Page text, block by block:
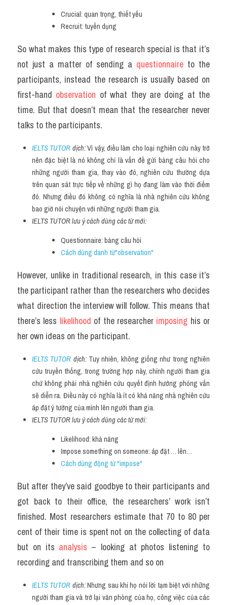
Crucial: quan trọng, thiết yếu
Recruit: tuyển dụng
So what makes this type of research special is that it’s
not just a matter of sending a questionnaire to the
participants, instead the research is usually based on
first-hand observation of what they are doing at the
time. But that doesn’t mean that the researcher never
talks to the participants.
IELTS TUTOR dịch: Vì vậy, điều làm cho loại nghiên cứu này trở
nên đặc biệt là nó không chỉ là vấn đề gửi bảng câu hỏi cho
những người tham gia, thay vào đó, nghiên cứu thường dựa
trên quan sát trực tiếp về những gì họ đang làm vào thời điểm
đó. Nhưng điều đó không có nghĩa là nhà nghiên cứu không
bao giờ nói chuyện với những người tham gia.
IELTS TUTOR lưu ý cách dùng các từ mới:
Questionnaire: bảng câu hỏi
Cách dùng danh từ"observation"
However, unlike in traditional research, in this case it’s
the participant rather than the researchers who decides
what direction the interview will follow. This means that
there’s less likelihood of the researcher imposing his or
her own ideas on the participant.
IELTS TUTOR dịch: Tuy nhiên, không giống như trong nghiên
cứu truyền thống, trong trường hợp này, chính người tham gia
chứ không phải nhà nghiên cứu quyết định hướng phỏng vấn
sẽ diễn ra. Điều này có nghĩa là ít có khả năng nhà nghiên cứu
áp đặt ý tưởng của mình lên người tham gia.
IELTS TUTOR lưu ý cách dùng các từ mới:
Likelihood: khả năng
Impose something on someone: áp đặt … lên…
Cách dùng động từ "impose"
But after they’ve said goodbye to their participants and
got back to their office, the researchers’ work isn’t
finished. Most researchers estimate that 70 to 80 per
cent of their time is spent not on the collecting of data
but on its analysis – looking at photos listening to
recording and transcribing them and so on
IELTS TUTOR dịch: Nhưng sau khi họ nói lời tạm biệt với những
người tham gia và trở lại văn phòng của họ, công việc của các